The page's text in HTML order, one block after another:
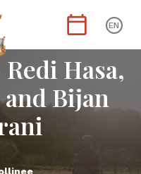
EN
Hasa,
Bijan